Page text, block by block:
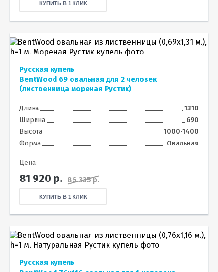
КУПИТЬ В 1 КЛИК
Русская купель
BentWood 69 овальная для 2 человек
(лиственница мореная Рустик)
Длина
1310
Ширина
690
Высота
1000-1400
Форма
Овальная
Цена:
81 920 р. 86 335 р.
КУПИТЬ В 1 КЛИК
Русская купель